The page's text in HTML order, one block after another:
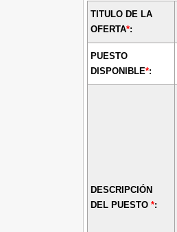
TITULO DE LA
OFERTA*:
PUESTO
DISPONIBLE*:
DESCRIPCIÓN
DEL PUESTO *: